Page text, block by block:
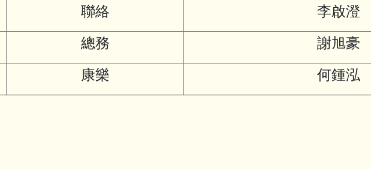
聯絡
李啟澄
總務
謝旭豪
康樂
何鍾泓